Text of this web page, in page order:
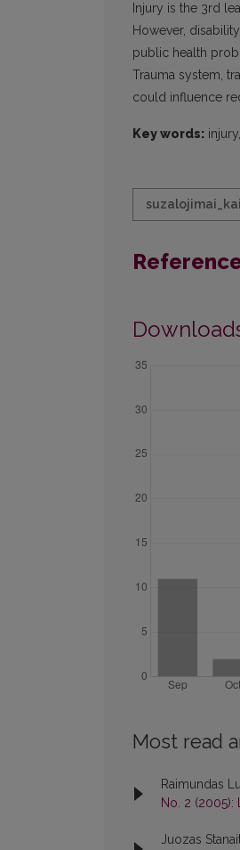
Injury is the 3rd
However,
public health
Trauma system,
could influence
Key words:
Most read
Raimundas
No. 2
Juozas